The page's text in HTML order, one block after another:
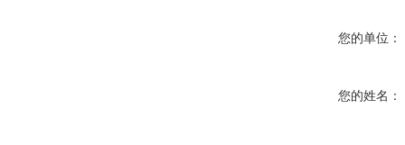
您的单位：
您的姓名：